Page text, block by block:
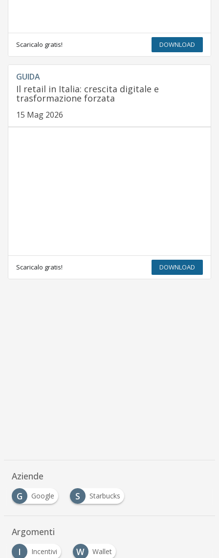
Scaricalo gratis! DOWNLOAD
GUIDA
Il retail in Italia: crescita digitale e
trasformazione forzata
15 Mag 2026
Scaricalo gratis! DOWNLOAD
Aziende
G
Google S Starbucks
Argomenti
I
Incentivi W Wallet